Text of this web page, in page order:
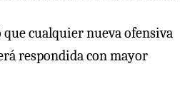
que cualquier nueva ofensiva
respondida con mayor